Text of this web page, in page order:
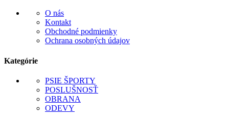
O nás
Kontakt
Obchodné podmienky
Ochrana osobných údajov
Kategórie
PSIE ŠPORTY
POSLUŠNOSŤ
OBRANA
ODEVY